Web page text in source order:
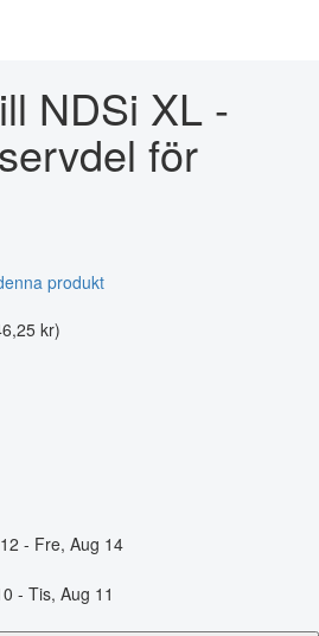
NDSi XL -
för
produkt
kr)
- Fre, Aug 14
- Tis, Aug 11